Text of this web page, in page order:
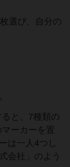
選び、自分の
と、7種類の
ーカーを置
は一人4つし
会社」のよう